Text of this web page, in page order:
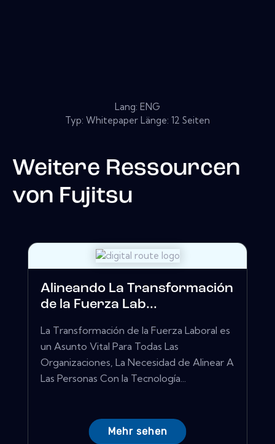
Lang: ENG
Typ: Whitepaper Länge: 12 Seiten
Weitere Ressourcen
von Fujitsu
Alineando La Transformación
de la Fuerza Lab...
La Transformación de la Fuerza Laboral es
un Asunto Vital Para Todas Las
Organizaciones, La Necesidad de Alinear A
Las Personas Con la Tecnología...
Mehr sehen